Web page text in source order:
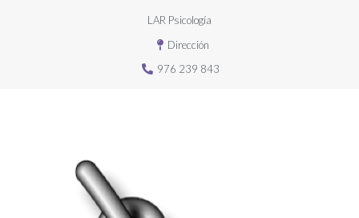
LAR Psicología
Dirección
976 239 843